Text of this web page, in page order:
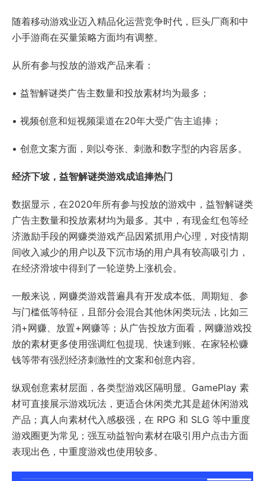
随着移动游戏业迈入精品化运营竞争时代，巨头厂商和中
小手游商在买量策略方面均有调整。
从所有参与投放的游戏产品来看：
• 益智解谜类广告主数量和投放素材均为最多；
• 视频创意和短视频渠道在20年大受广告主追捧；
• 创意文案方面，则以夸张、刺激和数字型的内容居多。
经济下坡，益智解谜类游戏成追捧热门
数据显示，在2020年所有参与投放的游戏中，益智解谜类
广告主数量和投放素材均为最多。其中，有现金红包等经
济激励手段的网赚类游戏产品因紧抓用户心理，对疫情期
间收入减少的用户以及下沉市场的用户具有较高吸引力，
在经济滑坡中得到了一轮逆势上涨机会。
一般来说，网赚类游戏普遍具有开发成本低、周期短、参
与门槛低等特征，且部分会混合其他休闲类玩法，比如三
消+网赚、放置+网赚等；从广告投放方面看，网赚游戏投
放的素材更多使用强调红包提现、快速到账、在家轻松赚
钱等带有强烈经济刺激性的文案和创意内容。
纵观创意素材层面，各类型游戏区隔明显。GamePlay 素
材可直接展示游戏玩法，更适合休闲类尤其是超休闲游戏
产品；真人向素材代入感极强，在 RPG 和 SLG 等中重度
游戏圈更为常见；强互动益智向素材在吸引用户点击方面
表现出色，中重度游戏也使用较多。